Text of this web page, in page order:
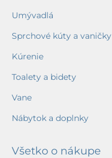
Umývadlá
Sprchové kúty a vaničky
Kúrenie
Toalety a bidety
Vane
Nábytok a doplnky
Všetko o nákupe